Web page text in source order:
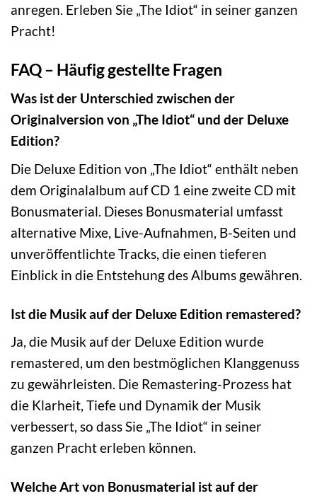
anregen. Erleben Sie „The Idiot“ in seiner ganzen
Pracht!
FAQ – Häufig gestellte Fragen
Was ist der Unterschied zwischen der
Originalversion von „The Idiot“ und der Deluxe
Edition?
Die Deluxe Edition von „The Idiot“ enthält neben
dem Originalalbum auf CD 1 eine zweite CD mit
Bonusmaterial. Dieses Bonusmaterial umfasst
alternative Mixe, Live-Aufnahmen, B-Seiten und
unveröffentlichte Tracks, die einen tieferen
Einblick in die Entstehung des Albums gewähren.
Ist die Musik auf der Deluxe Edition remastered?
Ja, die Musik auf der Deluxe Edition wurde
remastered, um den bestmöglichen Klanggenuss
zu gewährleisten. Die Remastering-Prozess hat
die Klarheit, Tiefe und Dynamik der Musik
verbessert, so dass Sie „The Idiot“ in seiner
ganzen Pracht erleben können.
Welche Art von Bonusmaterial ist auf der